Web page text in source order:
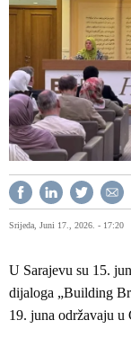
Srijeda, Juni 17., 2026. - 17:20
U Sarajevu su 15.
dijaloga „Building
19. juna održavaju